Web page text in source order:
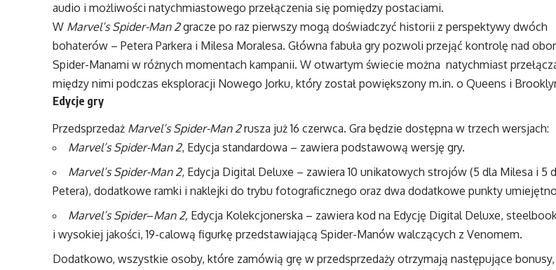
audio i możliwości natychmiastowego przełączenia się pomiędzy postaciami.
W Marvel’s Spider-Man 2gracze po raz pierwszy mogą doświadczyć historii z perspektywy dwóch
bohaterów – Petera Parkera i Milesa Moralesa. Główna fabuła gry pozwoli przejąć kontrolę nad
Spider-Manami w różnych momentach kampanii. W otwartym świecie można natychmiast
między nimi podczas eksploracji Nowego Jorku, który został powiększonym.in. o Queens i
Edycje gry
Przedsprzedaż Marvel’s Spider-Man 2rusza już 16 czerwca. Gra będzie dostępna w trzech wersjach:
Marvel’s Spider-Man 2, Edycja standardowa – zawiera podstawową wersję gry.
Marvel’s Spider-Man 2, Edycja Digital Deluxe – zawiera 10 unikatowych strojów (5 dla Milesa i 5
Petera), dodatkowe ramki i naklejki do trybu fotograficznego oraz dwa dodatkowe punkty
Marvel’s Spider–Man 2, Edycja Kolekcjonerska – zawiera kod na Edycję Digital Deluxe,
i wysokiej jakości, 19-calową figurkę przedstawiającą Spider-Manów walczących z Venomem.
Dodatkowo, wszystkie osoby, które zamówią grę w przedsprzedaży otrzymają następujące bonusy,